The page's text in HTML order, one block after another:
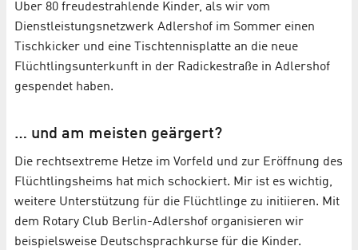
Über 80 freudestrahlende Kinder, als wir vom
Dienstleistungsnetzwerk Adlershof im Sommer einen
Tischkicker und eine Tischtennisplatte an die neue
Flüchtlingsunterkunft in der Radickestraße in Adlershof
gespendet haben.
… und am meisten geärgert?
Die rechtsextreme Hetze im Vorfeld und zur Eröffnung des
Flüchtlingsheims hat mich schockiert. Mir ist es wichtig,
weitere Unterstützung für die Flüchtlinge zu initiieren. Mit
dem Rotary Club Berlin-Adlershof organisieren wir
beispielsweise Deutschsprachkurse für die Kinder.